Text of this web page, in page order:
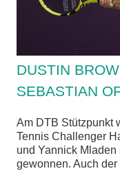
DUSTIN
SEBASTIAN
Am DTB Stützpunkt
Tennis Challenger
und Yannick
gewonnen. Auch der